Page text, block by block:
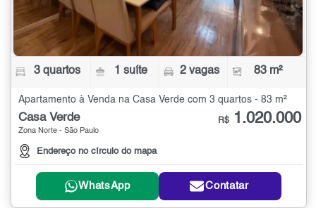
3 quartos 1 suíte 2 vagas 83 m²
Apartamento à Venda na Casa Verde com 3 quartos - 83 m²
Casa Verde
Zona Norte - São Paulo
Endereço no círculo do mapa
R$ 1.020.000
WhatsApp Contatar